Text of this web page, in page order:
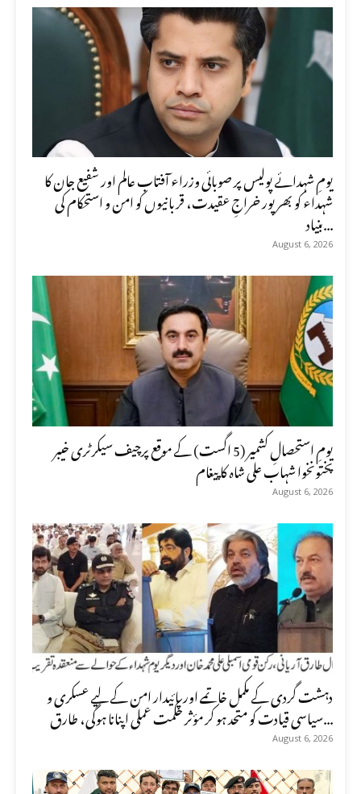
یومِ شہدائے پولیس پر صوبائی وزراء آفتاب عالم اور شفیع جان کا
شہداء کو بھرپور خراجِ عقیدت، قربانیوں کو امن و استحکام کی
بنیاد...
August 6, 2026
یومِ استحصالِ کشمیر (5 اگست) کے موقع پرچیف سیکرٹری خیبر
پختونخوا شہاب علی شاہ کا پیغام
August 6, 2026
دہشت گردی کے مکمل خاتمے اور پائیدار امن کے لیے عسکری و
سیاسی قیادت کو متحد ہو کر مؤثر حکمت عملی اپنانا ہوگی، طارق...
August 6, 2026